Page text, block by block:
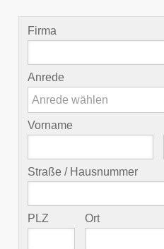
Firma
Anrede
Anrede wählen
Vorname
Straße / Hausnummer
PLZ Ort